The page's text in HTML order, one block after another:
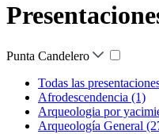
Punta Candelero
Todas las
Afrodescendencia (1)
Arqueologia por
Arqueología General